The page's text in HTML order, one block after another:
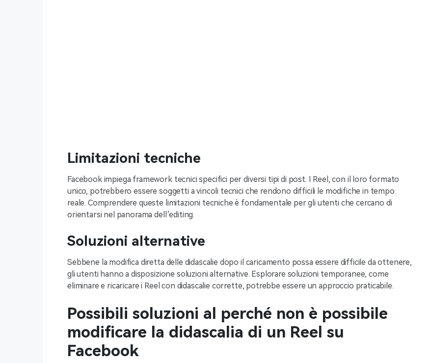
Limitazioni tecniche
Facebook impiega framework tecnici specifici per diversi tipi di post. I Reel, con il loro formato
unico, potrebbero essere soggetti a vincoli tecnici che rendono difficili le modifiche in tempo
reale. Comprendere queste limitazioni tecniche è fondamentale per gli utenti che cercano di
orientarsi nel panorama dell’editing.
Soluzioni alternative
Sebbene la modifica diretta delle didascalie dopo il caricamento possa essere difficile da ottenere,
gli utenti hanno a disposizione soluzioni alternative. Esplorare soluzioni temporanee, come
eliminare e ricaricare i Reel con didascalie corrette, potrebbe essere un approccio praticabile.
Possibili soluzioni al perché non è possibile
modificare la didascalia di un Reel su
Facebook